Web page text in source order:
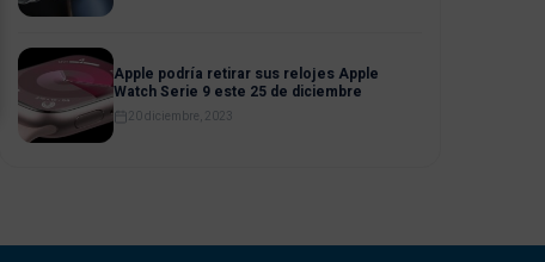
Apple podría retirar sus relojes Apple
Watch Serie 9 este 25 de diciembre
20 diciembre, 2023